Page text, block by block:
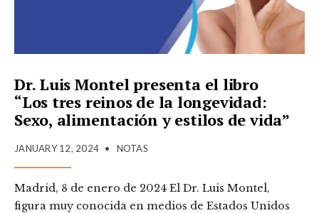
Dr. Luis Montel presenta el libro
“Los tres reinos de la longevidad:
Sexo, alimentación y estilos de vida”
JANUARY 12, 2024 • NOTAS
Madrid, 8 de enero de 2024 El Dr. Luis Montel,
figura muy conocida en medios de Estados Unidos